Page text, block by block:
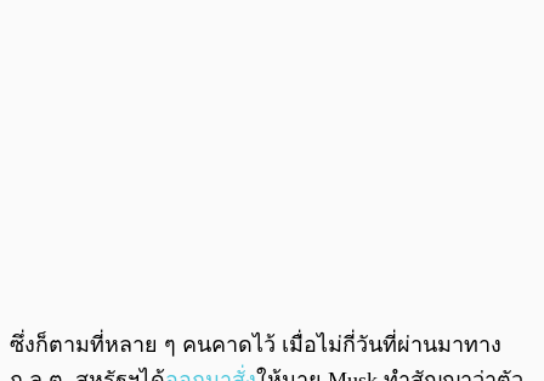
ซึ่งก็ตามที่หลาย ๆ คนคาดไว้ เมื่อไม่กี่วันที่ผ่านมาทาง